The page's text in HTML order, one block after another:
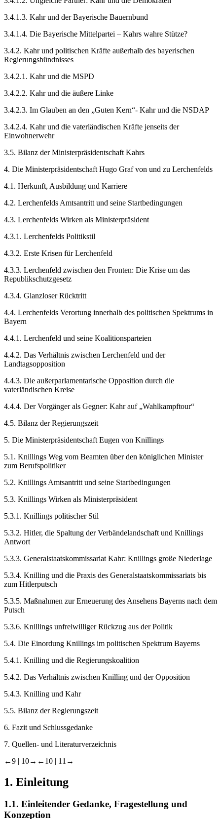
3.4.1.3. Kahr und der Bayerische Bauernbund
3.4.1.4. Die Bayerische Mittelpartei – Kahrs wahre Stütze?
3.4.2. Kahr und politischen Kräfte außerhalb des bayerischen
Regierungsbündnisses
3.4.2.1. Kahr und die MSPD
3.4.2.2. Kahr und die äußere Linke
3.4.2.3. Im Glauben an den „Guten Kern“- Kahr und die NSDAP
3.4.2.4. Kahr und die vaterländischen Kräfte jenseits der
Einwohnerwehr
3.5. Bilanz der Ministerpräsidentschaft Kahrs
4. Die Ministerpräsidentschaft Hugo Graf von und zu Lerchenfelds
4.1. Herkunft, Ausbildung und Karriere
4.2. Lerchenfelds Amtsantritt und seine Startbedingungen
4.3. Lerchenfelds Wirken als Ministerpräsident
4.3.1. Lerchenfelds Politikstil
4.3.2. Erste Krisen für Lerchenfeld
4.3.3. Lerchenfeld zwischen den Fronten: Die Krise um das
Republikschutzgesetz
4.3.4. Glanzloser Rücktritt
4.4. Lerchenfelds Verortung innerhalb des politischen Spektrums in
Bayern
4.4.1. Lerchenfeld und seine Koalitionsparteien
4.4.2. Das Verhältnis zwischen Lerchenfeld und der
Landtagsopposition
4.4.3. Die außerparlamentarische Opposition durch die
vaterländischen Kreise
4.4.4. Der Vorgänger als Gegner: Kahr auf „Wahlkampftour“
4.5. Bilanz der Regierungszeit
5. Die Ministerpräsidentschaft Eugen von Knillings
5.1. Knillings Weg vom Beamten über den königlichen Minister
zum Berufspolitiker
5.2. Knillings Amtsantritt und seine Startbedingungen
5.3. Knillings Wirken als Ministerpräsident
5.3.1. Knillings politischer Stil
5.3.2. Hitler, die Spaltung der Verbändelandschaft und Knillings
Antwort
5.3.3. Generalstaatskommissariat Kahr: Knillings große Niederlage
5.3.4. Knilling und die Praxis des Generalstaatskommissariats bis
zum Hitlerputsch
5.3.5. Maßnahmen zur Erneuerung des Ansehens Bayerns nach dem
Putsch
5.3.6. Knillings unfreiwilliger Rückzug aus der Politik
5.4. Die Einordung Knillings im politischen Spektrum Bayerns
5.4.1. Knilling und die Regierungskoalition
5.4.2. Das Verhältnis zwischen Knilling und der Opposition
5.4.3. Knilling und Kahr
5.5. Bilanz der Regierungszeit
6. Fazit und Schlussgedanke
7. Quellen- und Literaturverzeichnis
←9 | 10→ ←10 | 11→
1. Einleitung
1.1. Einleitender Gedanke, Fragestellung und
Konzeption